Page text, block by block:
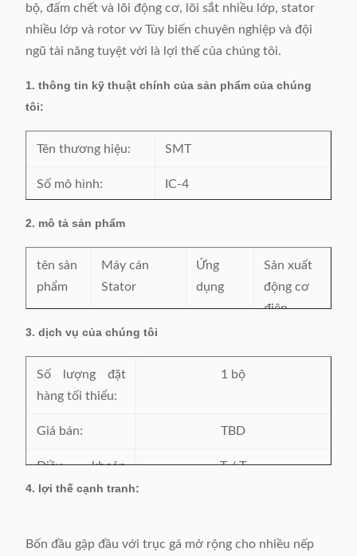
bộ, đấm chết và lõi động cơ, lõi sắt nhiều lớp, stator
nhiều lớp và rotor vv Tùy biến chuyên nghiệp và đội
ngũ tài năng tuyệt vời là lợi thế của chúng tôi.
1. thông tin kỹ thuật chính của sản phẩm của chúng
tôi:
Tên thương hiệu: SMT
Số mô hình: IC-4
Chứng nhận:
2. mô tả sản phẩm
tên sản
phẩm
Máy cán
Stator
Ứng
dụng
Sản xuất
động cơ
điện
bảo
hành
nhà máy của
khách hàng
trung tâm
3. dịch vụ của chúng tôi
Số lượng đặt
hàng tối thiểu:
1 bộ
Giá bán: TBD
Điều khoản
thanh toán:
T / T
hàng:
được tiền đặt cọc
4. lợi thế cạnh tranh:
Bốn đầu gập đầu với trục gá mở rộng cho nhiều nếp